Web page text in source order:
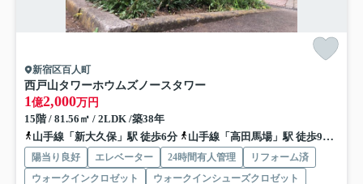
新宿区百人町
西戸山タワーホウムズノースタワー
1億2,000万円
15階 / 81.56㎡ / 2LDK /築38年
山手線「新大久保」駅 徒歩6分
山手線「高田馬場」駅 徒歩9分
陽当り良好 エレベーター 24時間有人管理
リフォーム済
ウォークインクロゼット
ウォークインシューズクロゼット